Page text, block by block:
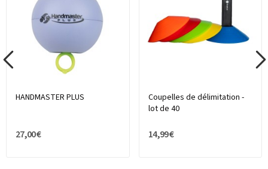
HANDMASTER PLUS
27,00 €
Coupelles de délimitation -
lot de 40
14,99 €